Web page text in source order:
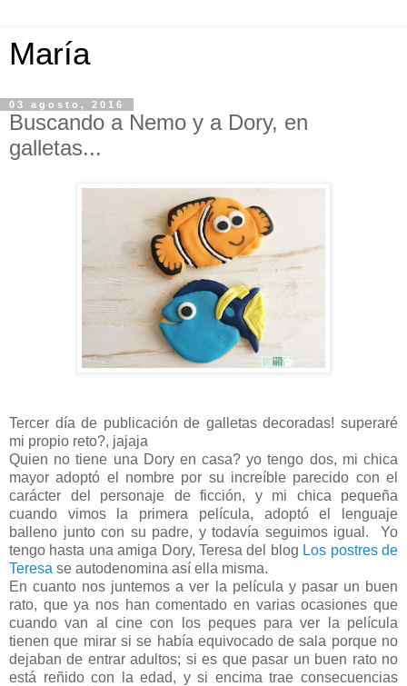
María
03 agosto, 2016
Buscando a Nemo y a Dory, en
galletas...
Tercer día de publicación de galletas decoradas! superaré
mi propio reto?, jajaja
Quien no tiene una Dory en casa? yo tengo dos, mi chica
mayor adoptó el nombre por su increíble parecido con el
carácter del personaje de ficción, y mi chica pequeña
cuando vimos la primera película, adoptó el lenguaje
balleno junto con su padre, y todavía seguimos igual. Yo
tengo hasta una amiga Dory, Teresa del blog Los postres de
Teresa se autodenomina así ella misma.
En cuanto nos juntemos a ver la película y pasar un buen
rato, que ya nos han comentado en varias ocasiones que
cuando van al cine con los peques para ver la película
tienen que mirar si se había equivocado de sala porque no
dejaban de entrar adultos; si es que pasar un buen rato no
está reñido con la edad, y si encima trae consecuencias